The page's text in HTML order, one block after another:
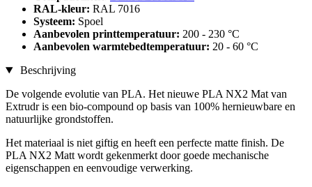
RAL-kleur: RAL 7016
Systeem: Spoel
Aanbevolen printtemperatuur: 200 - 230 °C
Aanbevolen warmtebedtemperatuur: 20 - 60 °C
Beschrijving
De volgende evolutie van PLA. Het nieuwe PLA NX2 Mat van
Extrudr is een bio-compound op basis van 100% hernieuwbare en
natuurlijke grondstoffen.
Het materiaal is niet giftig en heeft een perfecte matte finish. De
PLA NX2 Matt wordt gekenmerkt door goede mechanische
eigenschappen en eenvoudige verwerking.